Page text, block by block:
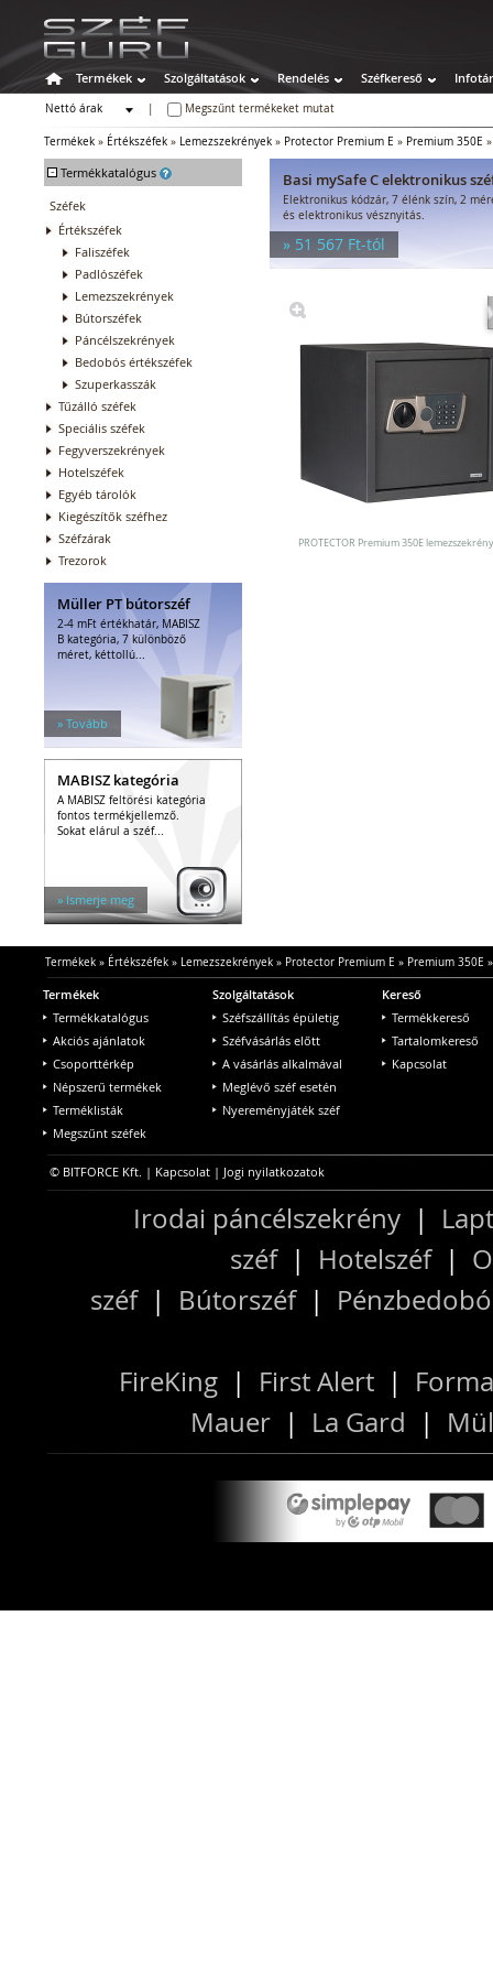
Termékek Szolgáltatások Rendelés Széfkereső Infotár
Nettó árak
Megszűnt termékeket mutat
Termékek » Értékszéfek » Lemezszekrények » Protector Premium E » Premium 350E
- Termékkatalógus
Széfek
Értékszéfek
Faliszéfek
Padlószéfek
Lemezszekrények
Bútorszéfek
Páncélszekrények
Bedobós értékszéfek
Szuperkasszák
Tűzálló széfek
Speciális széfek
Fegyverszekrények
Hotelszéfek
Egyéb tárolók
Kiegészítők széfhez
Széfzárak
Trezorok
Müller PT bútorszéf
2-4 mFt értékhatár, MABISZ
B kategória, 7 különböző
méret, kéttollú...
» Tovább
MABISZ kategória
A MABISZ feltörési kategória
fontos termékjellemző.
Sokat elárul a széf...
» Ismerje meg
Basi mySafe C elektronikus
Elektronikus kódzár, 7 élénk szín, 2
és elektronikus vésznyitás.
» 51 567 Ft-tól
PROTECTOR Premium 350E lemezszekrény
Termékek» Értékszéfek» Lemezszekrények» Protector Premium E » Premium 350E
Termékek
Termékkatalógus
Akciós ajánlatok
Csoporttérkép
Népszerű termékek
Terméklisták
Megszűnt széfek
Szolgáltatások
Széfszállítás épületig
Széfvásárlás előtt
A vásárlás alkalmával
Meglévő széf esetén
Nyereményjáték széf
Kereső
Termékkereső
Tartalomkereső
Kapcsolat
© BITFORCE Kft. | Kapcsolat | Jogi nyilatkozatok
Irodai páncélszekrény |
széf| Hotelszéf|
széf| Bútorszéf|
FireKing | First Alert |
Mauer | La Gard |